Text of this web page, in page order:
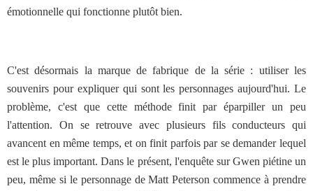
émotionnelle qui fonctionne plutôt bien.
C'est désormais la marque de fabrique de la série : utiliser les
souvenirs pour expliquer qui sont les personnages aujourd'hui. Le
problème, c'est que cette méthode finit par éparpiller un peu
l'attention. On se retrouve avec plusieurs fils conducteurs qui
avancent en même temps, et on finit parfois par se demander lequel
est le plus important. Dans le présent, l'enquête sur Gwen piétine un
peu, même si le personnage de Matt Peterson commence à prendre